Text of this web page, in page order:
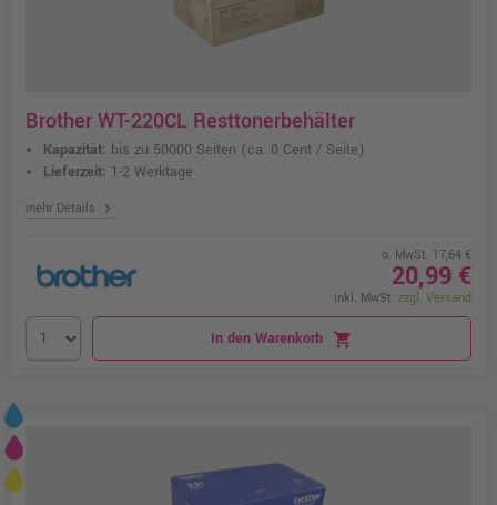
Brother WT-220CL Resttonerbehälter
Kapazität: bis zu 50000 Seiten (ca. 0 Cent / Seite)
Lieferzeit: 1-2 Werktage
mehr Details chevron_right
o. MwSt. 17,64 €
20,99 €
inkl. MwSt. zzgl. Versand
In den Warenkorb shopping_cart